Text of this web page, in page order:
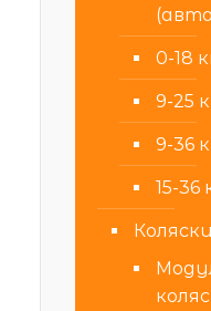
0-18
9-25
9-36
15-36
Коляски